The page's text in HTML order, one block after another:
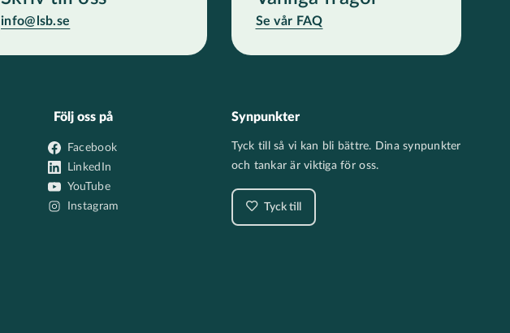
info@lsb.se Se vår FAQ
Följ oss på
Facebook
LinkedIn
YouTube
Instagram
Synpunkter
Tyck till så vi kan bli bättre. Dina synpunkter
och tankar är viktiga för oss.
Tyck till